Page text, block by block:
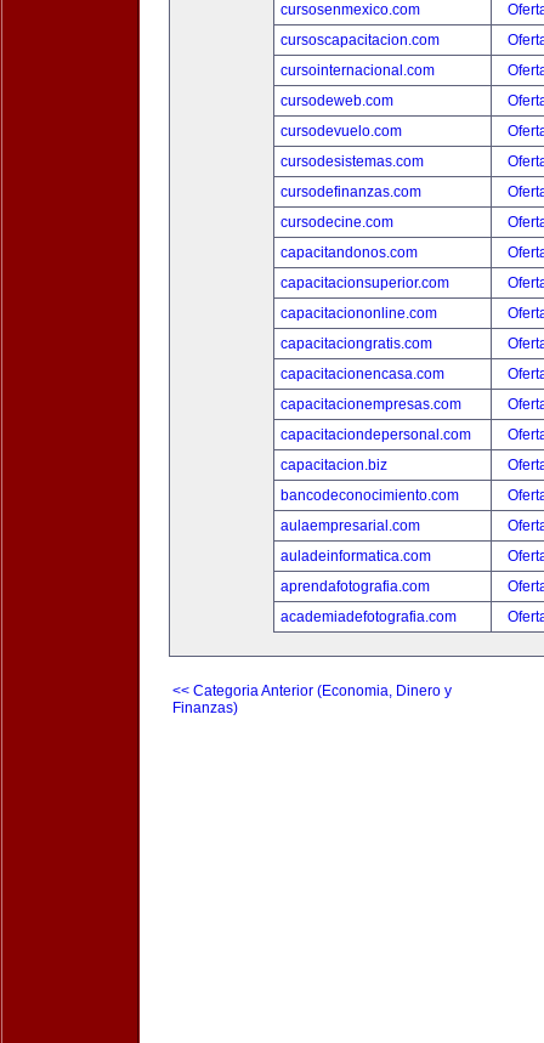
cursosenmexico.com
cursoscapacitacion.com
cursointernacional.com
cursodeweb.com
cursodevuelo.com
cursodesistemas.com
cursodefinanzas.com
cursodecine.com
capacitandonos.com
capacitacionsuperior.com
capacitaciononline.com
capacitaciongratis.com
capacitacionencasa.com
capacitacionempresas.com
capacitaciondepersonal.com
capacitacion.biz
bancodeconocimiento.com
aulaempresarial.com
auladeinformatica.com
aprendafotografia.com
academiadefotografia.com
<< Categoria Anterior (Economia, Dinero y
Finanzas)